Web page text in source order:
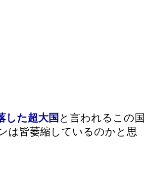
した超大国 と言われるこの国
は皆萎縮しているのかと思